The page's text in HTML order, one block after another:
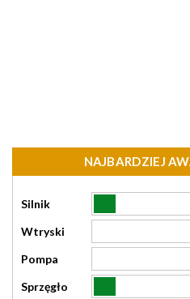
NAJBARDZIEJ
Silnik
Wtryski
Pompa
Sprzęgło